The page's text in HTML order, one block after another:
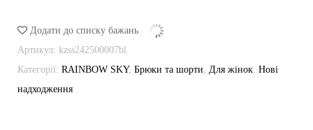
Додати до списку бажань
Артикул: kzss242500007bl
Категорії: RAINBOW SKY, Брюки та шорти Для жінок Нові
надходження